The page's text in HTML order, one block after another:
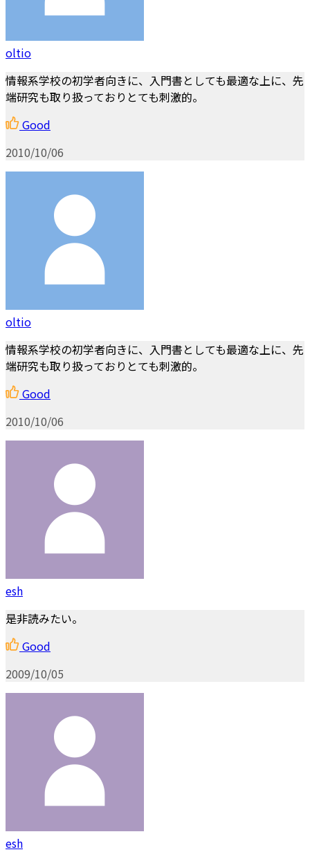
oltio
情報系学校の初学者向きに、入門書としても最適な上に、先
端研究も取り扱っておりとても刺激的。
Good
2010/10/06
oltio
情報系学校の初学者向きに、入門書としても最適な上に、先
端研究も取り扱っておりとても刺激的。
Good
2010/10/06
esh
是非読みたい。
Good
2009/10/05
esh